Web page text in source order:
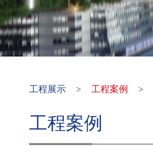
工程展示 > 工程案例 >
工程案例